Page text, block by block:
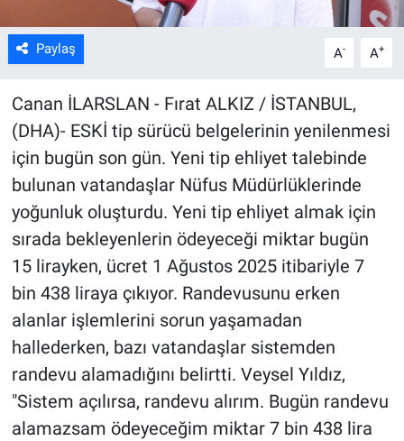
Paylaş A- A+
Canan İLARSLAN - Fırat ALKIZ / İSTANBUL,
(DHA)- ESKİ tip sürücü belgelerinin yenilenmesi
için bugün son gün. Yeni tip ehliyet talebinde
bulunan vatandaşlar Nüfus Müdürlüklerinde
yoğunluk oluşturdu. Yeni tip ehliyet almak için
sırada bekleyenlerin ödeyeceği miktar bugün
15 lirayken, ücret 1 Ağustos 2025 itibariyle 7
bin 438 liraya çıkıyor. Randevusunu erken
alanlar işlemlerini sorun yaşamadan
hallederken, bazı vatandaşlar sistemden
randevu alamadığını belirtti. Veysel Yıldız,
"Sistem açılırsa, randevu alırım. Bugün randevu
alamazsam ödeyeceğim miktar 7 bin 438 lira